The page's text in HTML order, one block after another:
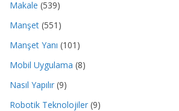
Makale (539)
Manşet (551)
Manşet Yanı (101)
Mobil Uygulama (8)
Nasıl Yapılır (9)
Robotik Teknolojiler (9)